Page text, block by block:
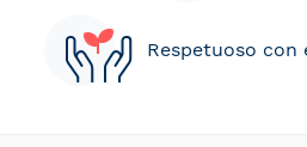
Respetuoso con